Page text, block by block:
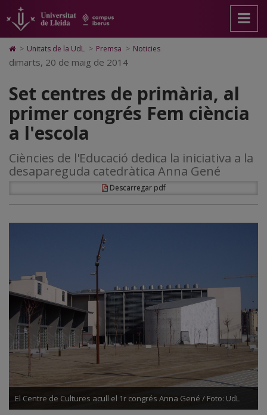
Set
centres
de
primària,
al
primer
congrés
Fem
ciència
l'escola
pàgina
principal.
Universitat
Lleida
contingut
principal
Mapa
Web.
Universitat
Cerca
Accessibilitat.
Universitat
Lleida
Icono
de
Home
ir
a
la
página
de
inicio
> Unitats de la UdL > Premsa > Noticies
dimarts, 20 de maig de 2014
Set centres de primària, al
primer congrés Fem ciència
a l'escola
Ciències de l'Educació dedica la iniciativa a la
desapareguda catedràtica Anna Gené
Descarregar pdf
El Centre de Cultures acull el 1r congrés Anna Gené / Foto: UdL